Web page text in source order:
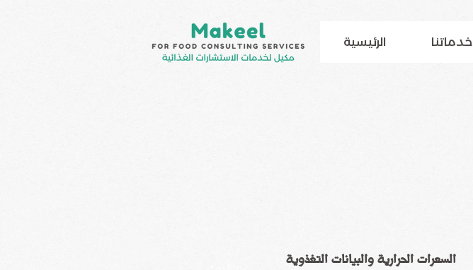
الرئيسية خدماتنا
السعرات الحرارية والبيانات التغذوية